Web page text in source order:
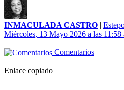
INMACULADA CASTRO |
Miércoles, 13 Mayo 2026 a las 11:58
Comentarios
Enlace copiado